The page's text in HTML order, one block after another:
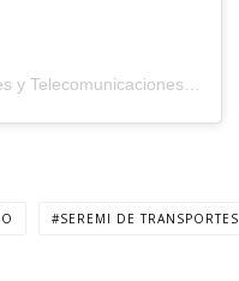
SEREMI DE TRANSPORTES